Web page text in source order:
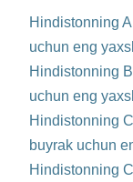
Hindistonning
uchun eng
Hindistonning
uchun eng
Hindistonning
buyrak uchun
Hindistonning